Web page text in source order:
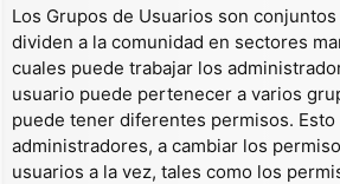
Los Grupos de Usuarios son
dividen a la comunidad en sectores
cuales puede trabajar los
usuario puede pertenecer a varios
puede tener diferentes permisos. Esto
administradores, a cambiar los
usuarios a la vez, tales como los